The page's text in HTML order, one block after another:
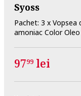
Syoss
Pachet: 3 x
amoniac Color
9799 lei